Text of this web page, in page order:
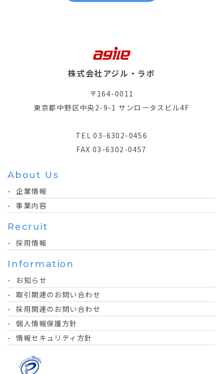
株式会社アジル・ラボ
〒164-0011
東京都中野区中央2-9-1 サンロータスビル4F
TEL 03-6302-0456
FAX 03-6302-0457
About Us
企業情報
事業内容
Recruit
採用情報
Information
お知らせ
取引関連のお問い合わせ
採用関連のお問い合わせ
個人情報保護方針
情報セキュリティ方針